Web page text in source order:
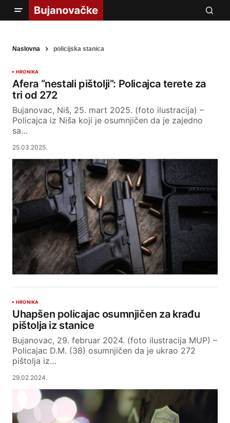
Naslovna policijska stanica
HRONIKA
Afera “nestali pištolji”: Policajca terete za
tri od 272
Bujanovac, Niš, 25. mart 2025. (foto ilustracija) –
Policajca iz Niša koji je osumnjičen da je zajedno
sa…
25.03.2025.
HRONIKA
Uhapšen policajac osumnjičen za krađu
pištolja iz stanice
Bujanovac, 29. februar 2024. (foto ilustracija MUP) –
Policajac D.M. (38) osumnjičen da je ukrao 272
pištolja iz…
29.02.2024.